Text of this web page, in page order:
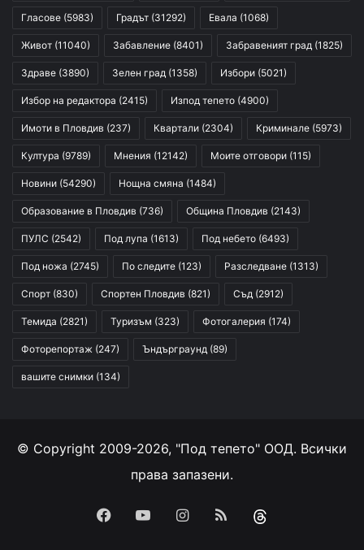
Гласове (5983) Градът (31292) Евала (1068)
Живот (11040) Забавление (8401) Забравеният град (1825)
Здраве (3890) Зелен град (1358) Избори (5021)
Избор на редактора (2415) Изпод тепето (4900)
Имоти в Пловдив (237) Квартали (2304) Криминале (5973)
Култура (9789) Мнения (12142) Моите отговори (115)
Новини (54290) Нощна смяна (1484)
Образование в Пловдив (736) Община Пловдив (2143)
ПУЛС (2542) Под лупа (1613) Под небето (6493)
Под ножа (2745) По следите (123) Разследване (1313)
Спорт (830) Спортен Пловдив (821) Съд (2912)
Темида (2821) Туризъм (323) Фотогалерия (174)
Фоторепортаж (247) Ъндърграунд (89)
вашите снимки (134)
© Copyright 2009-2026, "Под тепето" ООД. Всички
права запазени.
Facebook
YouTubeInstagram
RSS